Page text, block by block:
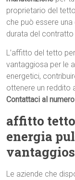
proprietario del
che può essere
durata del
L’affitto del tetto
vantaggiosa per le
energetici,
ottenere un reddito
Contattaci al
affitto
energia
Le aziende che